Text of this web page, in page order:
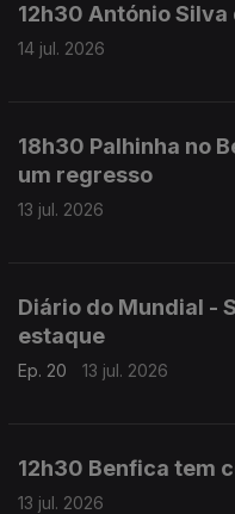
12h30 António
14 jul. 2026
18h30 Palhinha no
um regresso
13 jul. 2026
Diário do Mundial -
estaque
Ep. 20 13 jul. 2026
12h30 Benfica tem
13 jul. 2026